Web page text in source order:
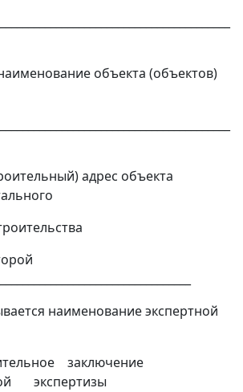
объекта (объектов)
адрес объекта
наименование экспертной
заключение
экспертизы